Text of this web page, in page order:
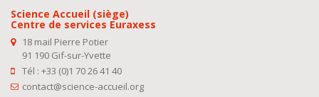
Science Accueil (siège)
Centre de services Euraxess
18 mail Pierre Potier
91 190 Gif-sur-Yvette
Tél : +33 (0)1 70 26 41 40
contact@science-accueil.org